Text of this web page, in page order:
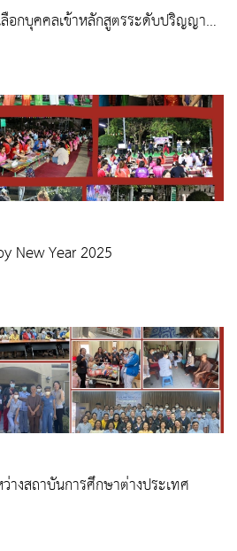
อกบุคคลเข้าหลักสูตรระดับปริญญา
กระทรวงสาธารณสุข ปีการศึกษา
New Year 2025
างสถาบันการศึกษาต่างประเทศ